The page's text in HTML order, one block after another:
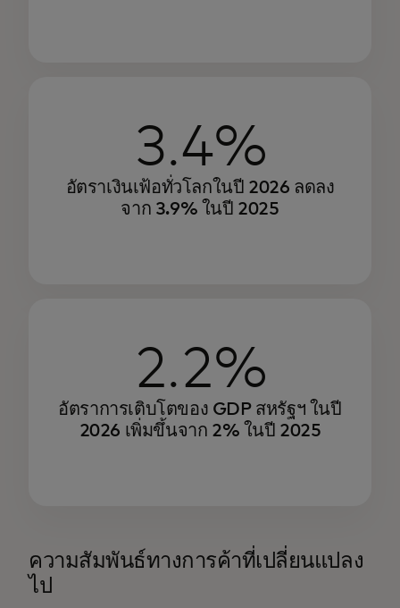
3.4%
อัตราเงินเฟ้อทั่วโลกในปี 2026 ลดลง
จาก 3.9% ในปี 2025
2.2%
อัตราการเติบโตของ GDP สหรัฐฯ ในปี
2026 เพิ่มขึ้นจาก 2% ในปี 2025
ความสัมพันธ์ทางการค้าที่เปลี่ยนแปลง
ไป